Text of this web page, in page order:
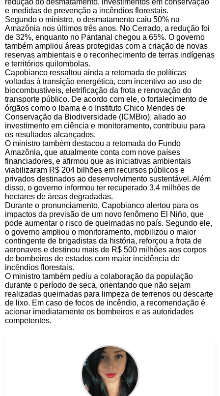
redução do desmatamento, investimentos em conservação
e medidas de prevenção a incêndios florestais.
Segundo o ministro, o desmatamento caiu 50% na
Amazônia nos últimos três anos. No Cerrado, a redução foi
de 32%, enquanto no Pantanal chegou a 65%. O governo
também ampliou áreas protegidas com a criação de novas
reservas ambientais e o reconhecimento de terras indígenas
e territórios quilombolas.
Capobianco ressaltou ainda a retomada de políticas
voltadas à transição energética, com incentivo ao uso de
biocombustíveis, eletrificação da frota e renovação do
transporte público. De acordo com ele, o fortalecimento de
órgãos como o Ibama e o Instituto Chico Mendes de
Conservação da Biodiversidade (ICMBio), aliado ao
investimento em ciência e monitoramento, contribuiu para
os resultados alcançados.
O ministro também destacou a retomada do Fundo
Amazônia, que atualmente conta com nove países
financiadores, e afirmou que as iniciativas ambientais
viabilizaram R$ 204 bilhões em recursos públicos e
privados destinados ao desenvolvimento sustentável. Além
disso, o governo informou ter recuperado 3,4 milhões de
hectares de áreas degradadas.
Durante o pronunciamento, Capobianco alertou para os
impactos da previsão de um novo fenômeno El Niño, que
pode aumentar o risco de queimadas no país. Segundo ele,
o governo ampliou o monitoramento, mobilizou o maior
contingente de brigadistas da história, reforçou a frota de
aeronaves e destinou mais de R$ 500 milhões aos corpos
de bombeiros de estados com maior incidência de
incêndios florestais.
O ministro também pediu a colaboração da população
durante o período de seca, orientando que não sejam
realizadas queimadas para limpeza de terrenos ou descarte
de lixo. Em caso de focos de incêndio, a recomendação é
acionar imediatamente os bombeiros e as autoridades
competentes.